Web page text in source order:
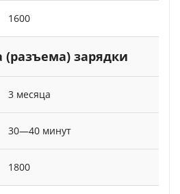
1600
(разъема) зарядки
3 месяца
30—40 минут
1800